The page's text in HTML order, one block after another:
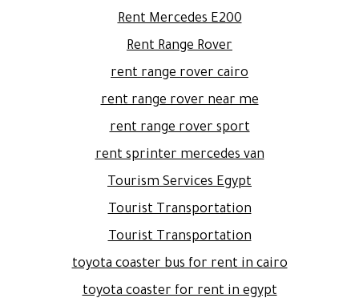
Rent Mercedes E200
Rent Range Rover
rent range rover cairo
rent range rover near me
rent range rover sport
rent sprinter mercedes van
Tourism Services Egypt
Tourist Transportation
Tourist Transportation
toyota coaster bus for rent in cairo
toyota coaster for rent in egypt